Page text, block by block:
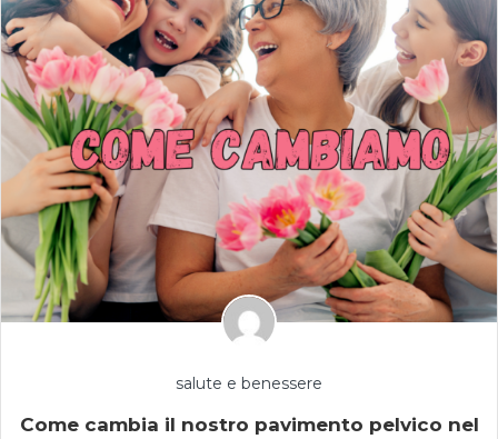
salute e benessere
Come cambia il nostro pavimento pelvico nel